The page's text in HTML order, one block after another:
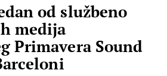
od službeno
medija
Primavera Sound